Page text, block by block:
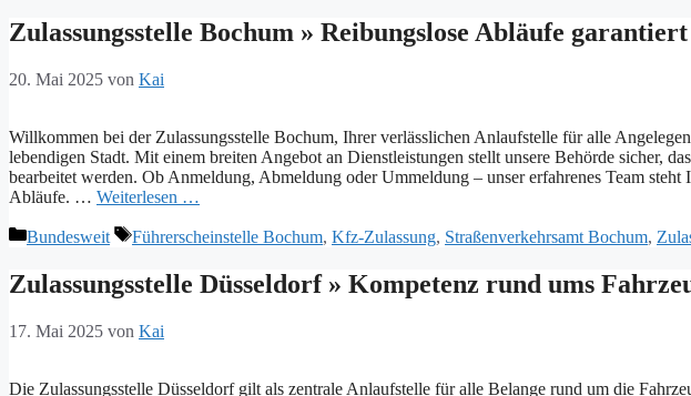
Zulassungsstelle Bochum » Reibungslose Abläufe garantiert
20. Mai 2025 von Kai
Willkommen bei der Zulassungsstelle Bochum, Ihrer verlässlichen Anlaufstelle für alle
lebendigen Stadt. Mit einem breiten Angebot an Dienstleistungen stellt unsere Behörde sicher,
bearbeitet werden. Ob Anmeldung, Abmeldung oder Ummeldung – unser erfahrenes Team steht
Abläufe. … Weiterlesen …
Kategorien
Bundesweit Schlagwörter
Führerscheinstelle Bochum, Kfz-Zulassung, Straßenverkehrsamt Bochum,
Zulassungsstelle Düsseldorf » Kompetenz rund ums
17. Mai 2025 von Kai
Die Zulassungsstelle Düsseldorf gilt als zentrale Anlaufstelle für alle Belange rund um die